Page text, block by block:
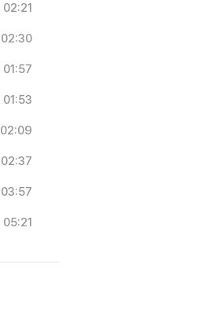
02:21
02:30
01:57
01:53
02:09
02:37
03:57
05:21